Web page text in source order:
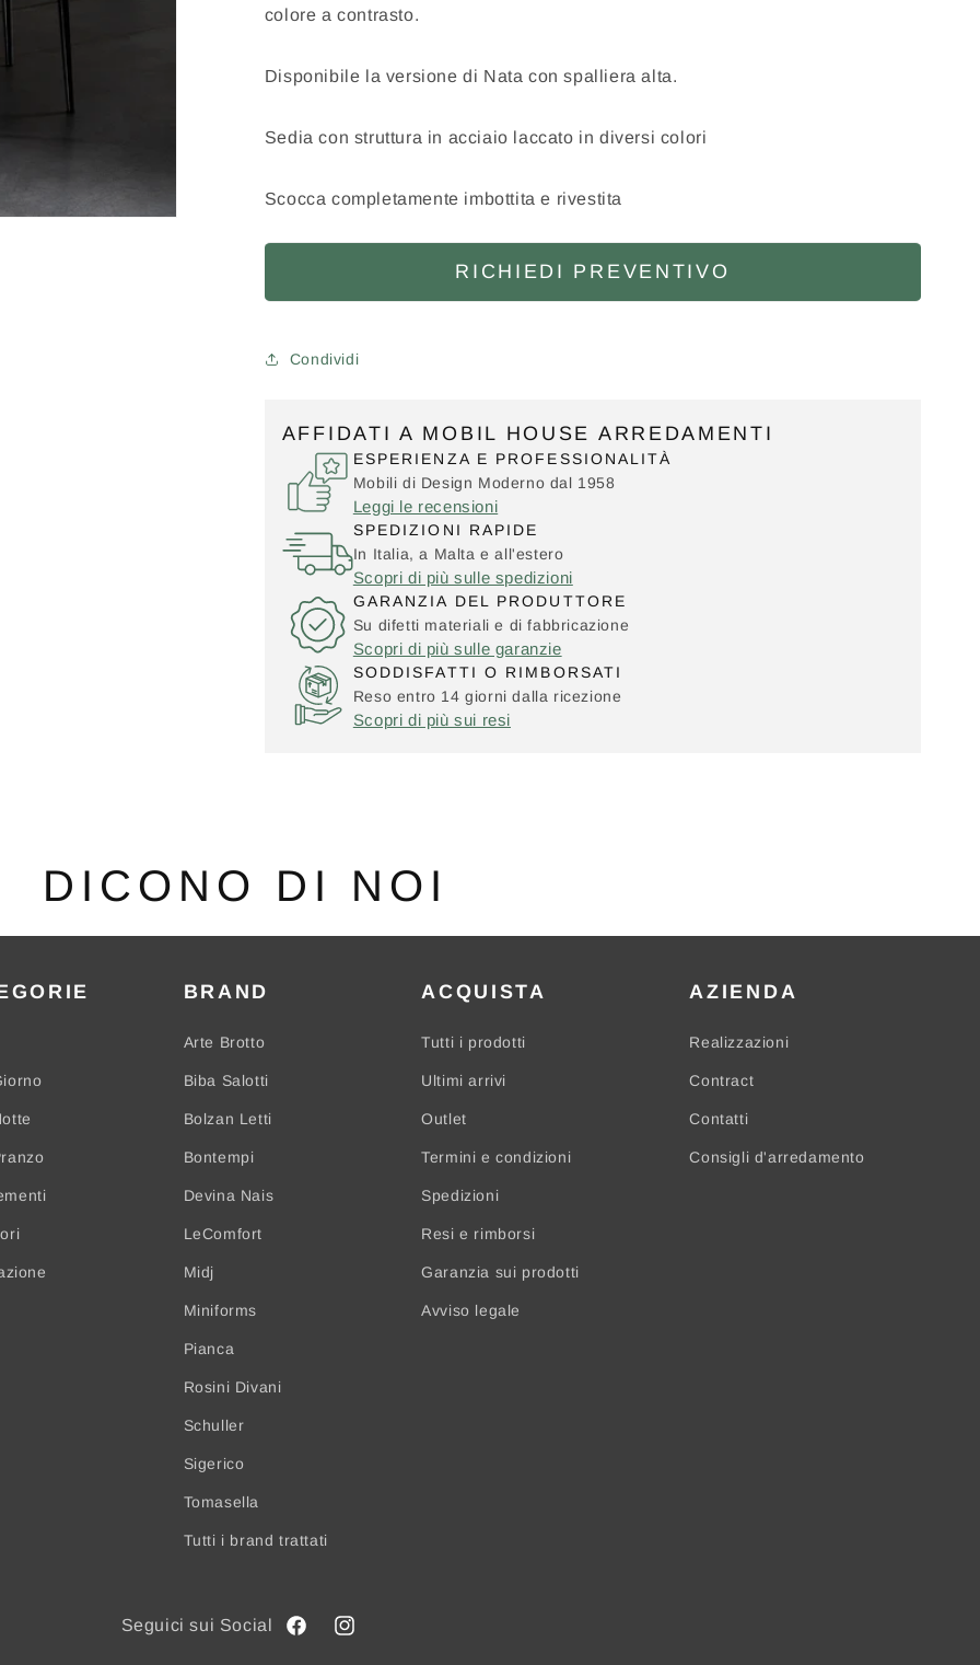
colore a contrasto.
Disponibile la versione di Nata con spalliera alta.
Sedia con struttura in acciaio laccato in diversi colori
Scocca completamente imbottita e rivestita
RICHIEDI PREVENTIVO
Condividi
AFFIDATI A MOBIL HOUSE ARREDAMENTI
ESPERIENZA E PROFESSIONALITÀ
Mobili di Design Moderno dal 1958
Leggi le recensioni
SPEDIZIONI RAPIDE
In Italia, a Malta e all'estero
Scopri di più sulle spedizioni
GARANZIA DEL PRODUTTORE
Su difetti materiali e di fabbricazione
Scopri di più sulle garanzie
SODDISFATTI O RIMBORSATI
Reso entro 14 giorni dalla ricezione
Scopri di più sui resi
DICONO DI NOI
BRAND
Arte Brotto
Biba Salotti
Bolzan Letti
Bontempi
Devina Nais
LeComfort
Midj
Miniforms
Pianca
Rosini Divani
Schuller
Sigerico
Tomasella
Tutti i brand trattati
ACQUISTA
Tutti i prodotti
Ultimi arrivi
Outlet
Termini e condizioni
Spedizioni
Resi e rimborsi
Garanzia sui prodotti
Avviso legale
AZIENDA
Realizzazioni
Contract
Contatti
Consigli d'arredamento
FacebookInstagram